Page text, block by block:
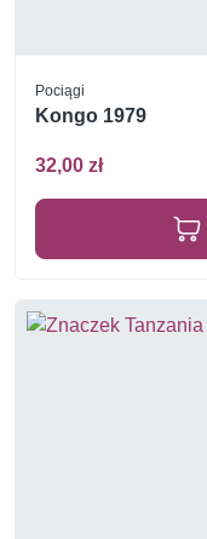
Pociągi
Kongo 1979
32,00 zł